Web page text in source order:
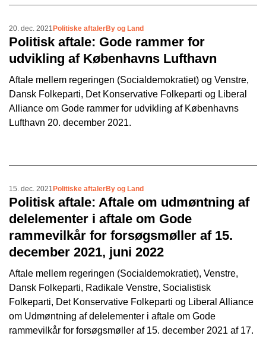
20. dec. 2021 Politiske aftalerBy og Land
Politisk aftale: Gode rammer for
udvikling af Københavns Lufthavn
Aftale mellem regeringen (Socialdemokratiet) og Venstre,
Dansk Folkeparti, Det Konservative Folkeparti og Liberal
Alliance om Gode rammer for udvikling af Københavns
Lufthavn 20. december 2021.
15. dec. 2021 Politiske aftalerBy og Land
Politisk aftale: Aftale om udmøntning af
delelementer i aftale om Gode
rammevilkår for forsøgsmøller af 15.
december 2021, juni 2022
Aftale mellem regeringen (Socialdemokratiet), Venstre,
Dansk Folkeparti, Radikale Venstre, Socialistisk
Folkeparti, Det Konservative Folkeparti og Liberal Alliance
om Udmøntning af delelementer i aftale om Gode
rammevilkår for forsøgsmøller af 15. december 2021 af 17.